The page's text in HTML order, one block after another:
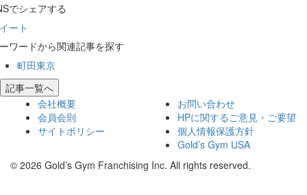
でシェアする
ート
ワードから関連記事を探す
町田東京
記事一覧へ
会社概要
会員会則
サイトポリシー
お問い合わせ
HPに関するご意見・ご要望
個人情報保護方針
Gold’s Gym USA
© 2026 Gold’s Gym Franchising Inc. All rights reserved.